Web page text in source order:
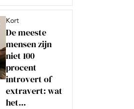
Kort
De meeste
mensen zijn
niet 100
procent
introvert of
extravert: wat
het...